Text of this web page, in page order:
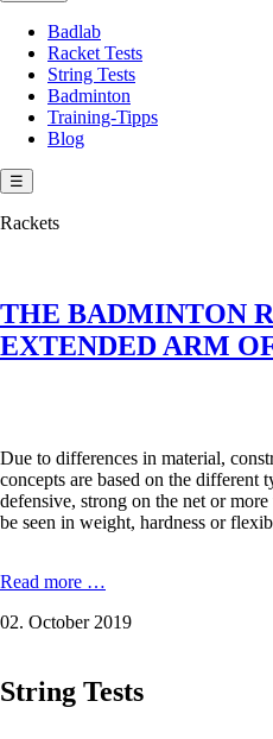
navigationBadlab
Racket Tests
String Tests
Badminton
Training-Tipps
Blog
☰
Rackets
THE BADMINTON
EXTENDED ARM
Due to differences in material,
concepts are based on the different
defensive, strong on the net or
be seen in weight, hardness or
Read more …
RACKET
EXTENDED
02. October 2019
String Tests